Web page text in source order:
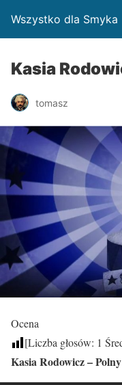
Wszystko dla Smyka
Kasia
tomasz
Ocena
[Liczba głosów: 1
Kasia Rodowicz –